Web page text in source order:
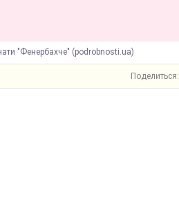
"Фенербахче" (podrobnosti.ua)
Поделиться: